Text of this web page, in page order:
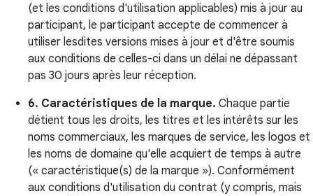
(et les conditions d'utilisation applicables) mis à jour au
participant, le participant accepte de commencer à
utiliser lesdites versions mises à jour et d'être soumis
aux conditions de celles-ci dans un délai ne dépassant
pas 30 jours après leur réception.
6. Caractéristiques de la marque. Chaque partie
détient tous les droits, les titres et les intérêts sur les
noms commerciaux, les marques de service, les logos et
les noms de domaine qu'elle acquiert de temps à autre
(« caractéristique(s) de la marque »). Conformément
aux conditions d'utilisation du contrat (y compris, mais